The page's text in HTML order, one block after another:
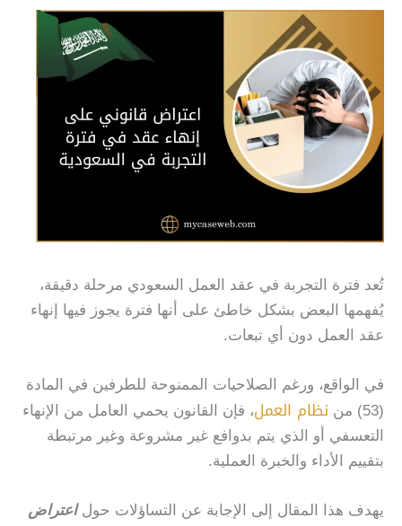
تُعد فترة التجربة في عقد العمل السعودي مرحلة دقيقة،
يُفهمها البعض بشكل خاطئ على أنها فترة يجوز فيها إنهاء
عقد العمل دون أي تبعات.
في الواقع، ورغم الصلاحيات الممنوحة للطرفين في المادة
(53) من
نظام العمل، فإن القانون يحمي العامل من الإنهاء
التعسفي أو الذي يتم بدوافع غير مشروعة وغير مرتبطة
بتقييم الأداء والخبرة العملية.
يهدف هذا المقال إلى الإجابة عن التساؤلات حولاعتراض